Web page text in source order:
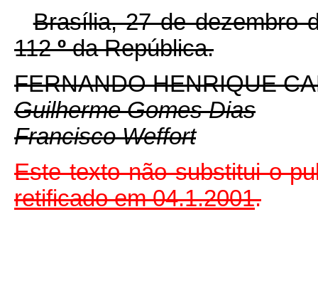
Brasília, 27 de dezembro
112ºda República.
FERNANDO HENRIQUE
Guilherme Gomes Dias
Francisco Weffort
Este texto não substitui o
retificado em04.1.2001.